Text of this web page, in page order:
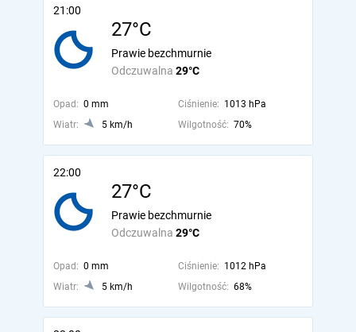
21:00
27°C
Odczuwalna 29°C
Prawie bezchmurnie
Opad: 0 mm Ciśnienie: 1013 hPa
Wiatr:
5 km/h Wilgotność: 70%
22:00
27°C
Odczuwalna 29°C
Prawie bezchmurnie
Opad: 0 mm Ciśnienie: 1012 hPa
Wiatr:
5 km/h Wilgotność: 68%